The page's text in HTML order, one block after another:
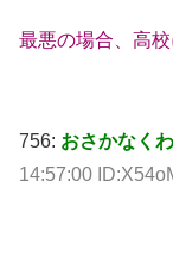
最悪の場合、高
756: おさかなく
14:57:00